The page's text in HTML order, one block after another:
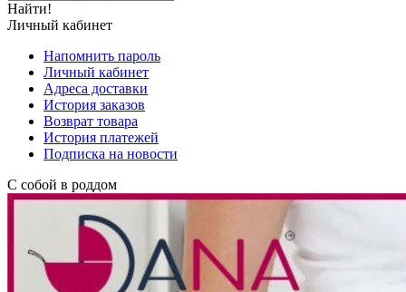
Найти!
Личный кабинет
Напомнить пароль
Личный кабинет
Адреса доставки
История заказов
Возврат товара
История платежей
Подписка на новости
С собой в роддом